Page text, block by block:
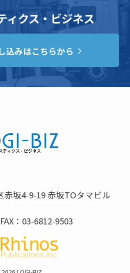
ィクス・ビジネス
込みはこちらから
赤坂4-9-19 赤坂TOタマビル
：03-6812-9503